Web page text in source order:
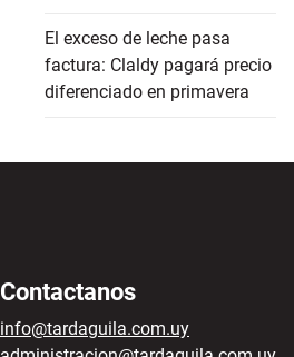
El exceso de leche pasa
factura: Claldy pagará precio
diferenciado en primavera
Contactanos
info@tardaguila.com.uy